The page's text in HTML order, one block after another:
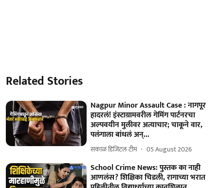
Related Stories
Nagpur Minor Assault Case : नागपूर
हादरलं! इंस्टाग्रामवरील गेमिंग पार्टनरचा
अल्पवयीन मुलीवर अत्याचार; चाकूने वार,
पलंगाला बांधलं अन्...
सकाळ डिजिटल टीम 05 August 2026
School Crime News: पुस्तक का नाही
आणलंस? शिक्षिका चिडली, रागाच्या भरात